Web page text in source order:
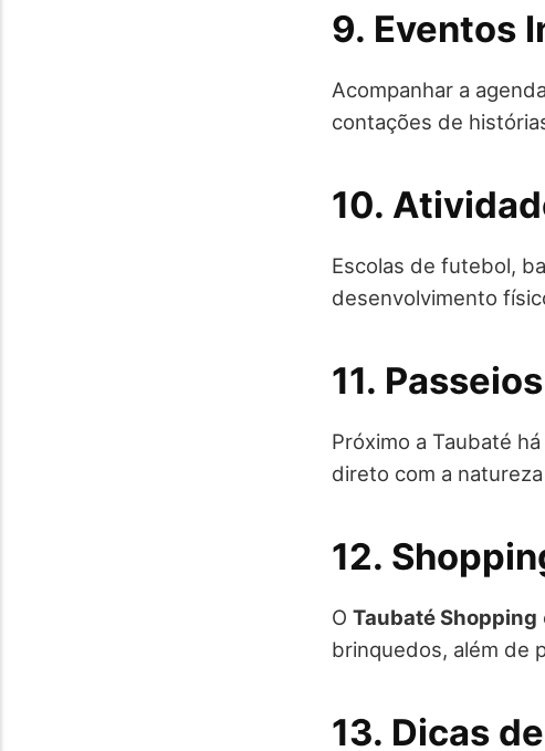
9. Eventos
Acompanhar a
contações de
10.
Escolas de futebol,
desenvolvimento
11.
Próximo a Taubaté
direto com a
12.
O Taubaté Shopping
brinquedos, além de
13. Dicas